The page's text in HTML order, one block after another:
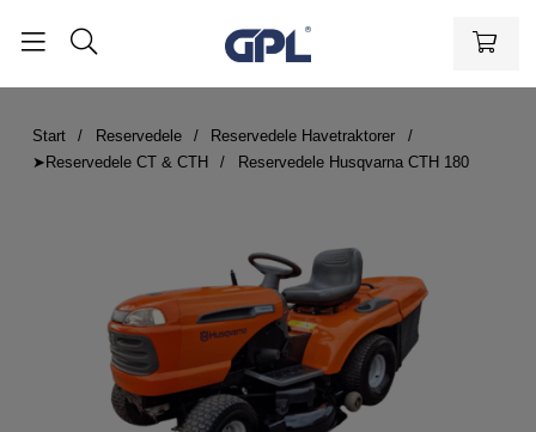
Start Reservedele
Reservedele Havetraktorer
➤Reservedele CT & CTH
Reservedele Husqvarna CTH 180